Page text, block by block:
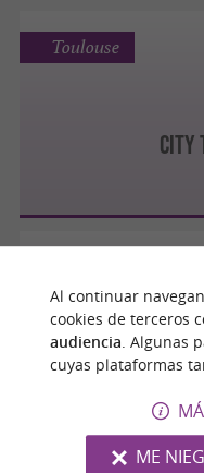
City
Toulouse
City
Al continuar
cookies de terceros
audiencia. Algunas
cuyas plataformas
ME